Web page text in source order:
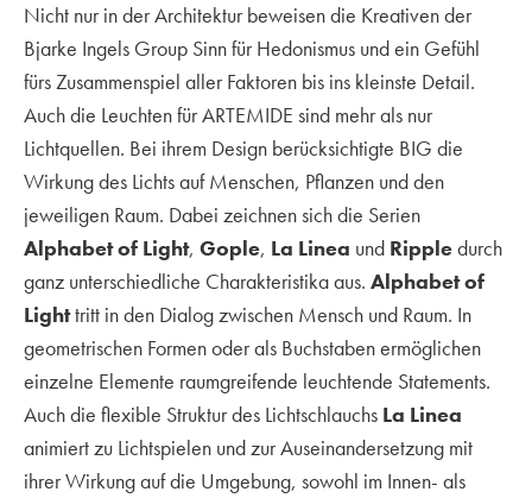
Nicht nur in der Architektur beweisen die Kreativen der
Bjarke Ingels Group Sinn für Hedonismus und ein Gefühl
fürs Zusammenspiel aller Faktoren bis ins kleinste Detail.
Auch die Leuchten für ARTEMIDE sind mehr als nur
Lichtquellen. Bei ihrem Design berücksichtigte BIG die
Wirkung des Lichts auf Menschen, Pflanzen und den
jeweiligen Raum. Dabei zeichnen sich die Serien
Alphabet of Light, Gople, La Linea und Rippledurch
ganz unterschiedliche Charakteristika aus. Alphabet of
Lighttritt in den Dialog zwischen Mensch und Raum. In
geometrischen Formen oder als Buchstaben ermöglichen
einzelne Elemente raumgreifende leuchtende Statements.
Auch die flexible Struktur des Lichtschlauchs La Linea
animiert zu Lichtspielen und zur Auseinandersetzung mit
ihrer Wirkung auf die Umgebung, sowohl im Innen- als